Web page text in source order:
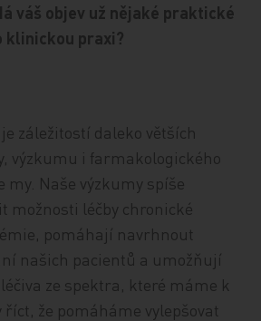
váš objev už nějaké praktické
klinickou praxi?
záležitostí daleko větších
výzkumu i farmakologického
my. Naše výzkumy spíše
možnosti léčby chronické
pomáhají navrhnout
našich pacientů a umožňují
ze spektra, které máme k
říct, že pomáháme vylepšovat